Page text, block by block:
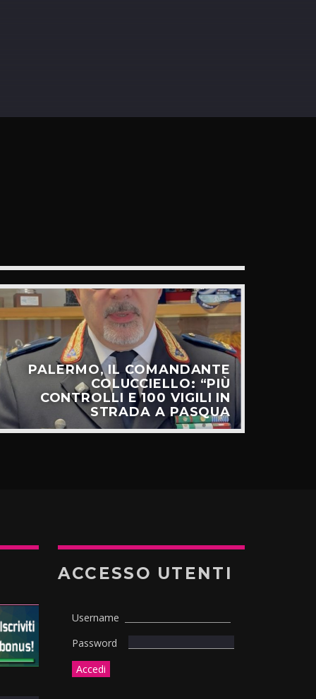
PALERMO, IL COMANDANTE
COLUCCIELLO: “PIÙ
CONTROLLI E 100 VIGILI IN
STRADA A PASQUA
ACCESSO UTENTI
Username
Password